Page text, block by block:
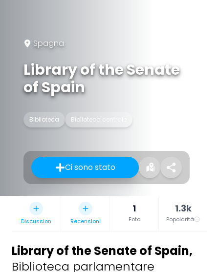
Spagna
Library of the Senate
of Spain
Biblioteca Biblioteca centrale
Ci sono stato
Discussion Recensioni
1
Foto
1.3k
Popolarità
Library of the Senate of Spain,
Biblioteca parlamentare